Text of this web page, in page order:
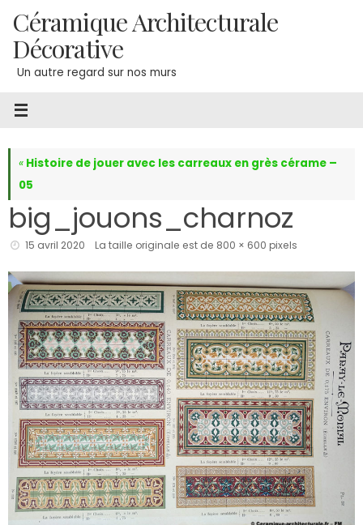
contenu
Céramique Architecturale
Décorative
Un autre regard sur nos murs
« Histoire de jouer avec les carreaux en grès cérame –
05
big_jouons_charnoz
15 avril 2020 La taille originale est de 800 × 600 pixels